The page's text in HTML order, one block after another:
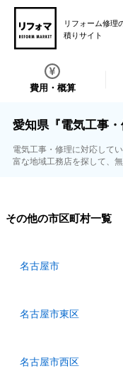
リフォーム修理
積りサイト
費用・概算
愛知県『電気工事
電気工事・修理に対応して
富な地域工務店を探して、
その他の市区町村一覧
名古屋市
名古屋市東区
名古屋市西区